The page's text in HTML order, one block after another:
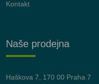
Kontakt
Naše prodejna
Haškova 7, 170 00 Praha 7